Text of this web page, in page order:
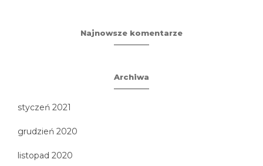
Najnowsze komentarze
Archiwa
styczeń 2021
grudzień 2020
listopad 2020